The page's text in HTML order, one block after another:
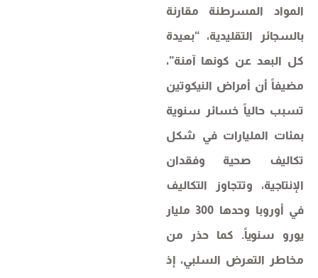
المواد المسرطنة مقارنة
بالسجائر التقليدية، “بعيدة
كل البعد عن كونها آمنة”،
مضيفاً أن أمراض النيكوتين
تسبب حالياً خسائر سنوية
بمئات المليارات في شكل
تكاليف صحية وفقدان
الإنتاجية، وتتجاوز التكاليف
في أوروبا وحدها 300 مليار
يورو سنوياً. كما حذر من
مخاطر التعرض السلبي، إذ